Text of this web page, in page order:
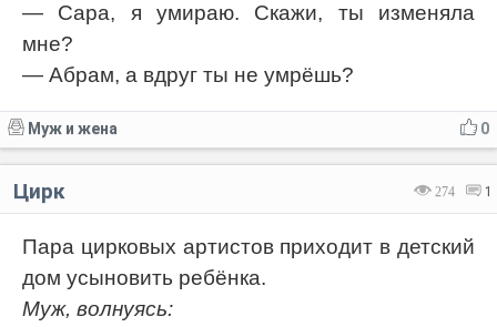
— Сара, я умираю. Скажи, ты изменяла
мне?
— Абрам, а вдруг ты не умрёшь?
0
Муж и жена
274 1
Цирк
Пара цирковых артистов приходит в детский
дом усыновить ребёнка.
Муж, волнуясь: